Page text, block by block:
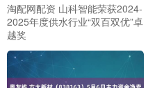
淘配网配资 山科智能荣获2024-
2025年度供水行业“双百双优”卓
越奖